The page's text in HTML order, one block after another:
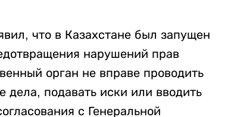
что в Казахстане был запущен
нарушений прав
орган не вправе проводить
дела, подавать иски или вводить
с Генеральной